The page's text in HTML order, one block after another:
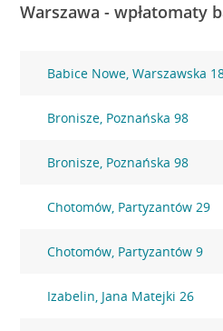
Warszawa - wpłatomaty
Babice Nowe, Warszawska
Bronisze, Poznańska 98
Bronisze, Poznańska 98
Chotomów, Partyzantów 29
Chotomów, Partyzantów 9
Izabelin, Jana Matejki 26